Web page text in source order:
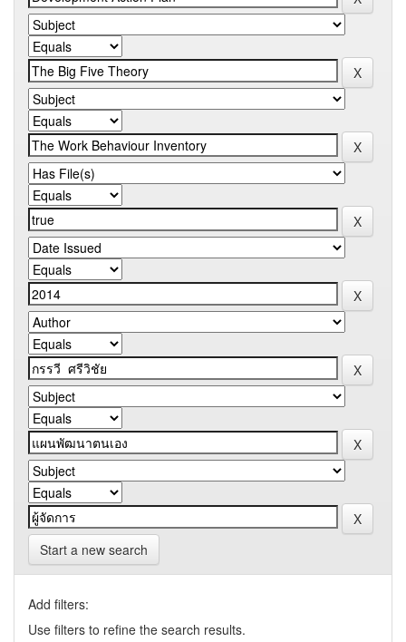
Start a new search
Add filters:
Use filters to refine the search results.